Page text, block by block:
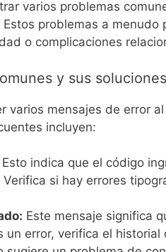
varios problemas
problemas a
o complicaciones
y sus soluciones
varios mensajes de error
incluyen:
Esto indica que el código
si hay errores
Este mensaje significa
un error, verifica el